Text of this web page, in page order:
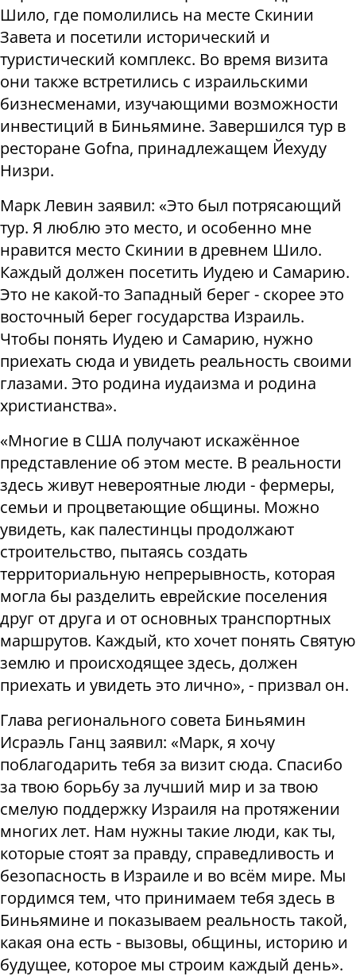
Шило, где помолились на месте Скинии
Завета и посетили исторический и
туристический комплекс. Во время визита
они также встретились с израильскими
бизнесменами, изучающими возможности
инвестиций в Биньямине. Завершился тур в
ресторане Gofna, принадлежащем Йехуду
Низри.
Марк Левин заявил: «Это был потрясающий
тур. Я люблю это место, и особенно мне
нравится место Скинии в древнем Шило.
Каждый должен посетить Иудею и Самарию.
Это не какой-то Западный берег - скорее это
восточный берег государства Израиль.
Чтобы понять Иудею и Самарию, нужно
приехать сюда и увидеть реальность своими
глазами. Это родина иудаизма и родина
христианства».
«Многие в США получают искажённое
представление об этом месте. В реальности
здесь живут невероятные люди - фермеры,
семьи и процветающие общины. Можно
увидеть, как палестинцы продолжают
строительство, пытаясь создать
территориальную непрерывность, которая
могла бы разделить еврейские поселения
друг от друга и от основных транспортных
маршрутов. Каждый, кто хочет понять Святую
землю и происходящее здесь, должен
приехать и увидеть это лично», - призвал он.
Глава регионального совета Биньямин
Исраэль Ганц заявил: «Марк, я хочу
поблагодарить тебя за визит сюда. Спасибо
за твою борьбу за лучший мир и за твою
смелую поддержку Израиля на протяжении
многих лет. Нам нужны такие люди, как ты,
которые стоят за правду, справедливость и
безопасность в Израиле и во всём мире. Мы
гордимся тем, что принимаем тебя здесь в
Биньямине и показываем реальность такой,
какая она есть - вызовы, общины, историю и
будущее, которое мы строим каждый день».